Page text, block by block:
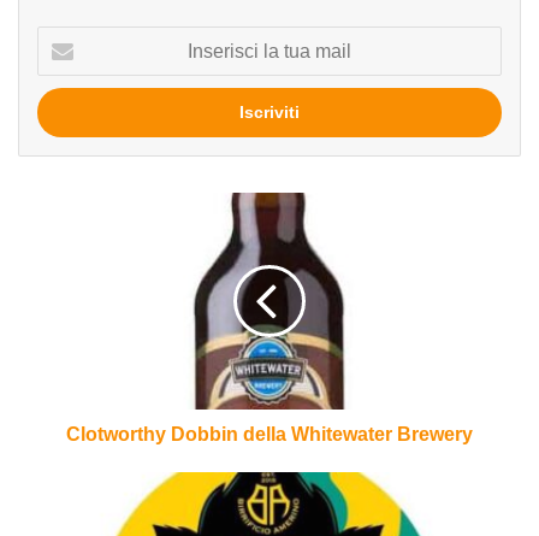
tua
mail
Clotworthy Dobbin della Whitewater Brewery